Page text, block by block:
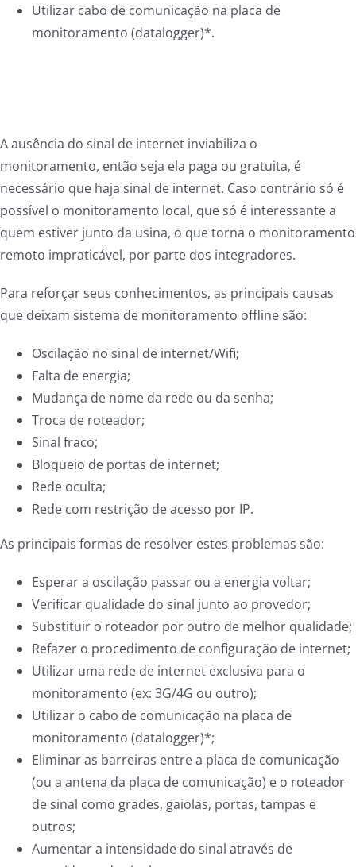
Utilizar cabo de comunicação na placa de
monitoramento (datalogger)*.
A ausência do sinal de internet inviabiliza o
monitoramento, então seja ela paga ou gratuita, é
necessário que haja sinal de internet. Caso contrário só é
possível o monitoramento local, que só é interessante a
quem estiver junto da usina, o que torna o monitoramento
remoto impraticável, por parte dos integradores.
Para reforçar seus conhecimentos, as principais causas
que deixam sistema de monitoramento offline são:
Oscilação no sinal de internet/Wifi;
Falta de energia;
Mudança de nome da rede ou da senha;
Troca de roteador;
Sinal fraco;
Bloqueio de portas de internet;
Rede oculta;
Rede com restrição de acesso por IP.
As principais formas de resolver estes problemas são:
Esperar a oscilação passar ou a energia voltar;
Verificar qualidade do sinal junto ao provedor;
Substituir o roteador por outro de melhor qualidade;
Refazer o procedimento de configuração de internet;
Utilizar uma rede de internet exclusiva para o
monitoramento (ex: 3G/4G ou outro);
Utilizar o cabo de comunicação na placa de
monitoramento (datalogger)*;
Eliminar as barreiras entre a placa de comunicação
(ou a antena da placa de comunicação) e o roteador
de sinal como grades, gaiolas, portas, tampas e
outros;
Aumentar a intensidade do sinal através de